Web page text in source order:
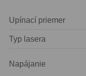
Púzdra a kufre64
Iné10
Montáže93
Upínací priemer
Typ lasera
Napájanie